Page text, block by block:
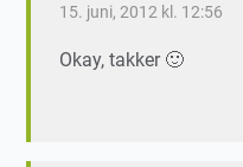
15. juni, 2012 kl. 12:56
Okay, takker 🙂